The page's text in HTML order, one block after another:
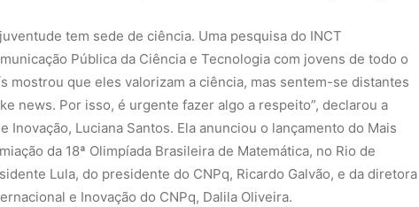
juventude tem sede de ciência. Uma pesquisa do INCT
Pública da Ciência e Tecnologia com jovens de todo o
mostrou que eles valorizam a ciência, mas sentem-se distantes
news. Por isso, é urgente fazer algo a respeito”, declarou a
Inovação, Luciana Santos. Ela anunciou o lançamento do Mais
da 18ª Olimpíada Brasileira de Matemática, no Rio de
Lula, do presidente do CNPq, Ricardo Galvão, e da diretora
e Inovação do CNPq, Dalila Oliveira.